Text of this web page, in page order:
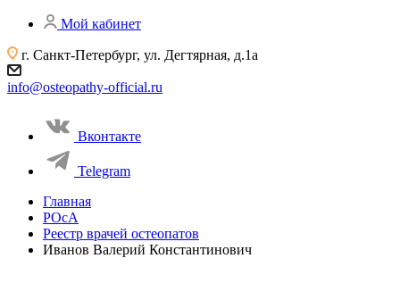
Мой кабинет
г. Санкт-Петербург, ул. Дегтярная, д.1а
info@osteopathy-official.ru
Вконтакте
Telegram
Главная
РОсА
Реестр врачей остеопатов
Иванов Валерий Константинович